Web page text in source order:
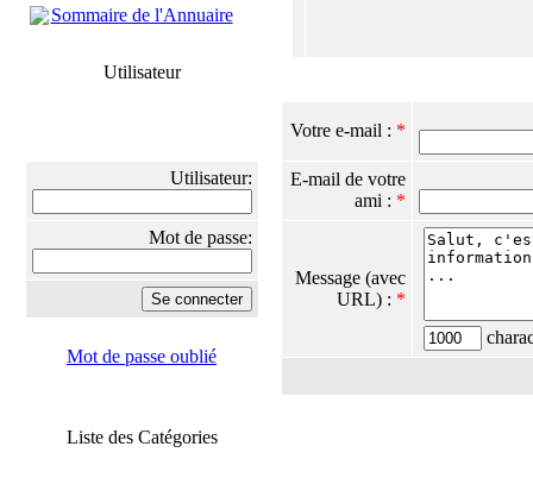
Sommaire de l'Annuaire
Utilisateur
Utilisateur:
Mot de passe:
Mot de passe oublié
Liste des Catégories
Votre e-mail : *
E-mail de votre
ami : *
Message (avec
URL) : *